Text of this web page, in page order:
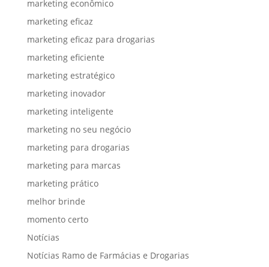
marketing econômico
marketing eficaz
marketing eficaz para drogarias
marketing eficiente
marketing estratégico
marketing inovador
marketing inteligente
marketing no seu negócio
marketing para drogarias
marketing para marcas
marketing prático
melhor brinde
momento certo
Notícias
Notícias Ramo de Farmácias e Drogarias